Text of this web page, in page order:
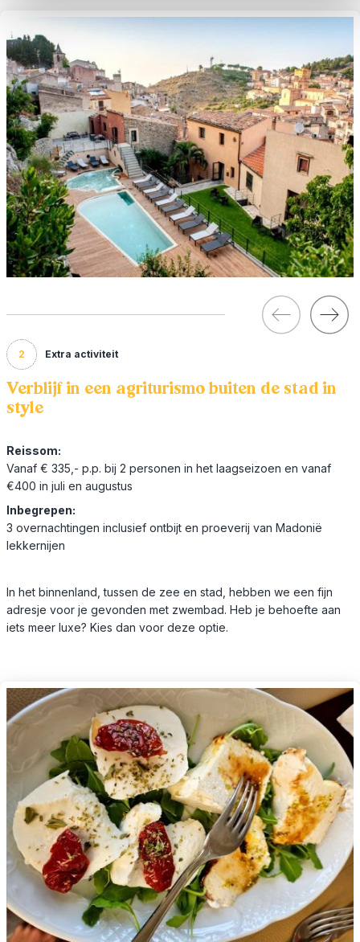
2 Extra activiteit
Verblijf in een agriturismo buiten de stad in
style
Reissom:
Vanaf € 335,- p.p. bij 2 personen in het laagseizoen en vanaf
€400 in juli en augustus
Inbegrepen:
3 overnachtingen inclusief ontbijt en proeverij van Madonië
lekkernijen
In het binnenland, tussen de zee en stad, hebben we een fijn
adresje voor je gevonden met zwembad. Heb je behoefte aan
iets meer luxe? Kies dan voor deze optie.